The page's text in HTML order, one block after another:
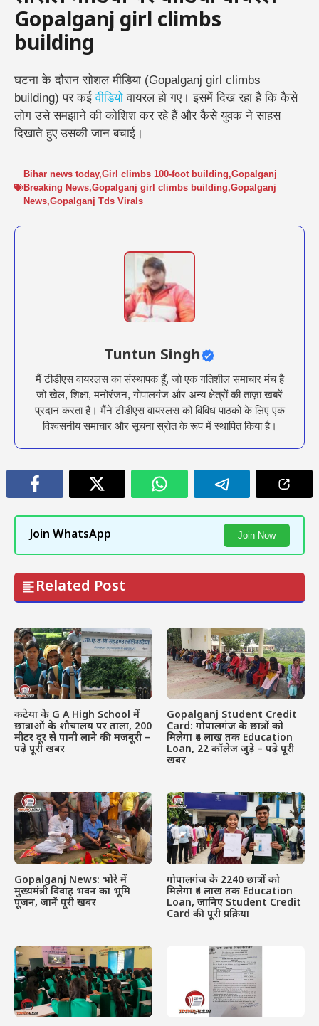
Gopalganj girl climbs
building
घटना के दौरान सोशल मीडिया (Gopalganj girl climbs
building) पर कईवीडियो वायरल हो गए। इसमें दिख रहा है कि कैसे
लोग उसे समझाने की कोशिश कर रहे हैं और कैसे युवक ने साहस
दिखाते हुए उसकी जान बचाई।
Bihar news today,Girl climbs 100-foot building,Gopalganj
Breaking News,Gopalganj girl climbs building,Gopalganj
News,Gopalganj Tds Virals
Tuntun Singh
मैं टीडीएस वायरलस का संस्थापक हूँ, जो एक गतिशील समाचार मंच है
जो खेल, शिक्षा, मनोरंजन, गोपालगंज और अन्य क्षेत्रों की ताज़ा खबरें
प्रदान करता है। मैंने टीडीएस वायरलस को विविध पाठकों के लिए एक
विश्वसनीय समाचार और सूचना स्रोत के रूप में स्थापित किया है।
Join WhatsApp Join Now
Related Post
कटेया के G A High School में
छात्राओं के शौचालय पर ताला, 200
मीटर दूर से पानी लाने की मजबूरी –
पढ़े पूरी खबर
Gopalganj Student Credit
Card: गोपालगंज के छात्रों को
मिलेगा ₹4 लाख तक Education
Loan, 22 कॉलेज जुड़े – पढ़े पूरी
खबर
Gopalganj News: भोरे में
मुख्यमंत्री विवाह भवन का भूमि
पूजन, जानें पूरी खबर
गोपालगंज के 2240 छात्रों को
मिलेगा ₹4 लाख तक Education
Loan, जानिए Student Credit
Card की पूरी प्रक्रिया